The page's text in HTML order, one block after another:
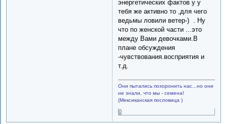
энергетических фактов у у
тебя же активно то ,для чего
ведьмы ловили ветер-) . Ну
что по женской части ...это
между Вами девочками.В
плане обсуждения
-чувствования.восприятия и
т.д.
Они пытались похоронить нас...но они
не знали, что мы - семена!
(Мексиканская пословица )
0